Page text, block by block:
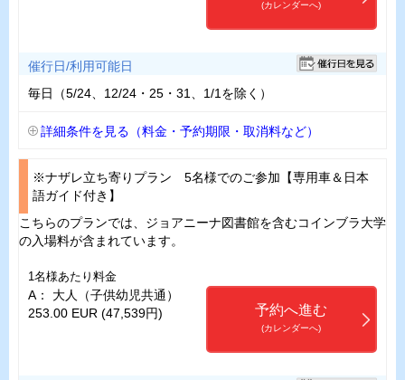
(カレンダーへ)
催行日/利用可能日
毎日（5/24、12/24・25・31、1/1を除く）
詳細条件を見る（料金・予約期限・取消料など）
※ナザレ立ち寄りプラン 5名様でのご参加【専用車＆日本
語ガイド付き】
こちらのプランでは、ジョアニーナ図書館を含むコインブラ大学
の入場料が含まれています。
1名様あたり料金
A： 大人（子供幼児共通）
253.00 EUR (47,539円)
予約へ進む
(カレンダーへ)